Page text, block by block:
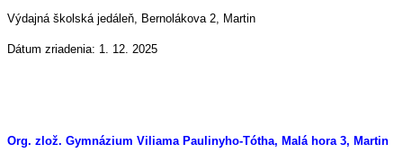
Výdajná školská jedáleň, Bernolákova 2, Martin
Dátum zriadenia: 1. 12. 2025
Org. zlož. Gymnázium Viliama Paulinyho-Tótha, Malá hora 3, Martin